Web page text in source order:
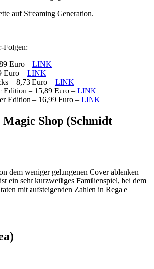
auf Streaming Generation.
Folgen:
Euro – LINK
Euro – LINK
– 8,73 Euro – LINK
Edition – 15,89 Euro – LINK
Edition – 16,99 Euro – LINK
Shop (Schmidt
dem weniger gelungenen Cover ablenken
ein sehr kurzweiliges Familienspiel, bei dem
mit aufsteigenden Zahlen in Regale